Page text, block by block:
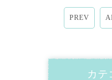
PREV
カテ